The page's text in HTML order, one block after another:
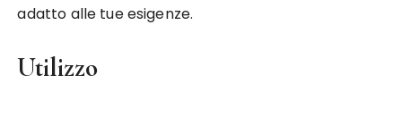
adatto alle tue esigenze.
Utilizzo